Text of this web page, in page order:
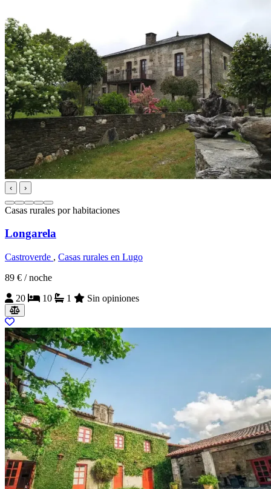
‹ ›
Casas rurales por habitaciones
Longarela
Castroverde , Casas rurales en Lugo
89 € / noche
20
10 1 Sin opiniones